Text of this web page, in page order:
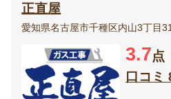
正直屋
愛知県名古屋市千種区内山3丁目
3.7点
口コミ